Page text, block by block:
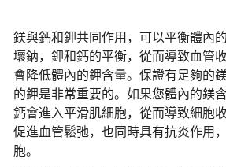
鎂與鈣和鉀共同作用，可以平衡體內
壞鈉，鉀和鈣的平衡，從而導致血管
會降低體內的鉀含量。保證有足夠的
的鉀是非常重要的。如果您體內的鎂
鈣會進入平滑肌細胞，從而導致細胞
促進血管鬆弛，也同時具有抗炎作用
胞。